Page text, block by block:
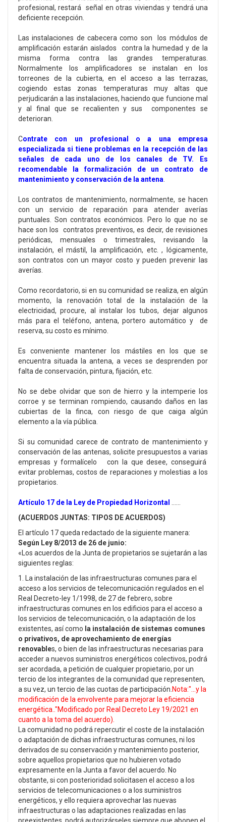
profesional, restará señal en otras viviendas y tendrá una
deficiente recepción.
Las instalaciones de cabecera como son los módulos de
amplificación estarán aislados contra la humedad y de la
misma forma contra las grandes temperaturas.
Normalmente los amplificadores se instalan en los
torreones de la cubierta, en el acceso a las terrazas,
cogiendo estas zonas temperaturas muy altas que
perjudicarán a las instalaciones, haciendo que funcione mal
y al final que se recalienten y sus componentes se
deterioran.
Contrate con un profesional o a una empresa
especializada si tiene problemas en la recepción de las
señales de cada uno de los canales de TV. Es
recomendable la formalización de un contrato de
mantenimiento y conservación de la antena
Los contratos de mantenimiento, normalmente, se hacen
con un servicio de reparación para atender averías
puntuales. Son contratos económicos. Pero lo que no se
hace son los contratos preventivos, es decir, de revisiones
periódicas, mensuales o trimestrales, revisando la
instalación, el mástil, la amplificación, etc. , lógicamente,
son contratos con un mayor costo y pueden prevenir las
averías.
Como recordatorio, si en su comunidad se realiza, en algún
momento, la renovación total de la instalación de la
electricidad, procure, al instalar los tubos, dejar algunos
más para el teléfono, antena, portero automático y de
reserva, su costo es mínimo.
Es conveniente mantener los mástiles en los que se
encuentra situada la antena, a veces se desprenden por
falta de conservación, pintura, fijación, etc.
No se debe olvidar que son de hierro y la intemperie los
corroe y se terminan rompiendo, causando daños en las
cubiertas de la finca, con riesgo de que caiga algún
elemento a la vía pública.
Si su comunidad carece de contrato de mantenimiento y
conservación de las antenas, solicite presupuestos a varias
empresas y formalícelo con la que desee, conseguirá
evitar problemas, costos de reparaciones y molestias a los
propietarios.
Artículo 17 de la Ley de Propiedad Horizontal
(ACUERDOS JUNTAS: TIPOS DE ACUERDOS)
El artículo 17 queda redactado de la siguiente manera:
Según Ley 8/2013 de 26 de junio:
«Los acuerdos de la Junta de propietarios se sujetarán a las
siguientes reglas:
1. La instalación de las infraestructuras comunes para el
acceso a los servicios de telecomunicación regulados en el
Real Decreto-ley 1/1998, de 27 de febrero, sobre
infraestructuras comunes en los edificios para el acceso a
los servicios de telecomunicación, o la adaptación de los
existentes, así como la instalación de sistemas comunes
o privativos, de aprovechamiento de energías
renovables, o bien de las infraestructuras necesarias para
acceder a nuevos suministros energéticos colectivos, podrá
ser acordada, a petición de cualquier propietario, por un
tercio de los integrantes de la comunidad que representen,
a su vez, un tercio de las cuotas de participación. Nota:"...y la
modificación de la envolvente para mejorar la eficiencia
energética.."Modificado por Real Decreto Ley 19/2021 en
cuanto a la toma del acuerdo).
La comunidad no podrá repercutir el coste de la instalación
o adaptación de dichas infraestructuras comunes, ni los
derivados de su conservación y mantenimiento posterior,
sobre aquellos propietarios que no hubieren votado
expresamente en la Junta a favor del acuerdo. No
obstante, si con posterioridad solicitasen el acceso a los
servicios de telecomunicaciones o a los suministros
energéticos, y ello requiera aprovechar las nuevas
infraestructuras o las adaptaciones realizadas en las
preexistentes, podrá autorizárseles siempre que abonen el